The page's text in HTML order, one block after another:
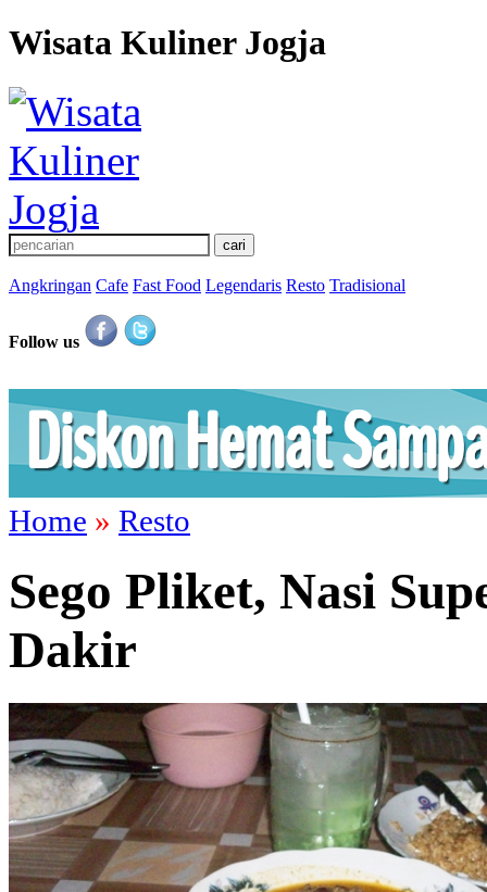
Wisata Kuliner Jogja
Angkringan Cafe Fast Food Legendaris Resto Tradisional
Follow us
Home » Resto
Sego Pliket, Nasi
Dakir